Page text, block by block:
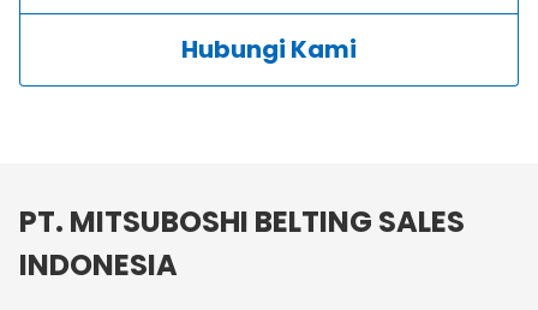
Hubungi Kami
PT. MITSUBOSHI BELTING SALES
INDONESIA